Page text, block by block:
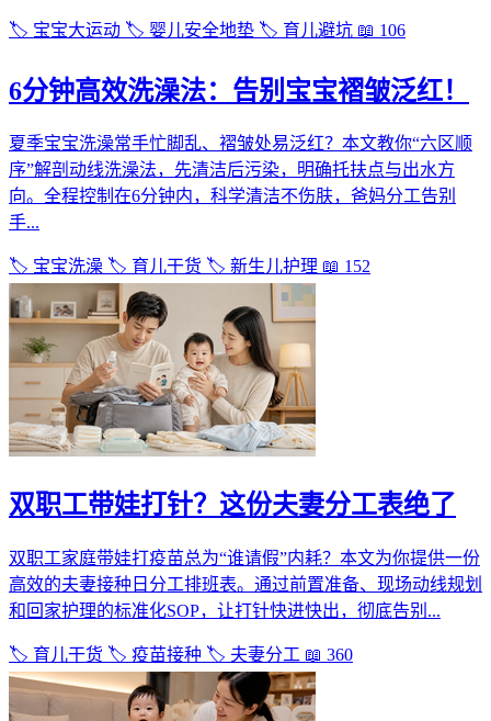
🏷️ 宝宝大运动 🏷️ 婴儿安全地垫 🏷️ 育儿避坑 📖 106
6分钟高效洗澡法：告别宝宝褶皱泛红！
夏季宝宝洗澡常手忙脚乱、褶皱处易泛红？本文教你“六区顺
序”解剖动线洗澡法，先清洁后污染，明确托扶点与出水方
向。全程控制在6分钟内，科学清洁不伤肤，爸妈分工告别
手...
🏷️ 宝宝洗澡 🏷️ 育儿干货 🏷️ 新生儿护理 📖 152
双职工带娃打针？这份夫妻分工表绝了
双职工家庭带娃打疫苗总为“谁请假”内耗？本文为你提供一份
高效的夫妻接种日分工排班表。通过前置准备、现场动线规划
和回家护理的标准化SOP，让打针快进快出，彻底告别...
🏷️ 育儿干货 🏷️ 疫苗接种 🏷️ 夫妻分工 📖 360